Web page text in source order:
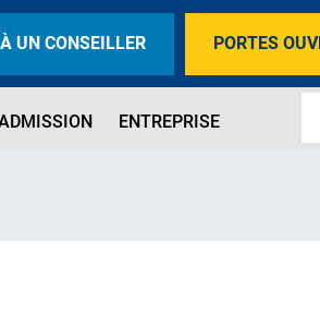
UN CONSEILLER PORTES
ENTREPRISE